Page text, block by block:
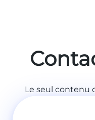
Le seul contenu